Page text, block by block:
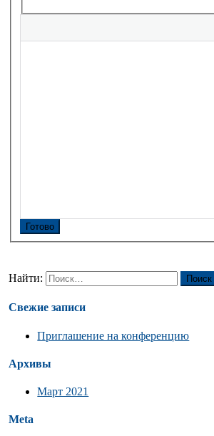
Готово
Найти:
Свежие записи
Приглашение на конференцию
Архивы
Март 2021
Meta